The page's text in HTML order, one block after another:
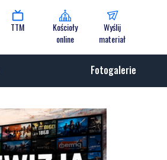
TTM
Kościoły
online
Wyślij
materiał
Fotogalerie